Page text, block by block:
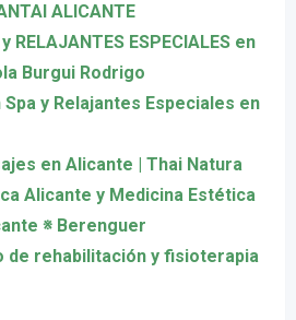
ALICANTE
RELAJANTES ESPECIALES en
Burgui Rodrigo
y Relajantes Especiales en
en Alicante | Thai Natura
Alicante y Medicina Estética
※ Berenguer
de rehabilitación y fisioterapia